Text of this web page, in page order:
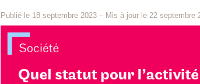
Publié le 18 septembre 2023 – Mis à jour le 22 septembre